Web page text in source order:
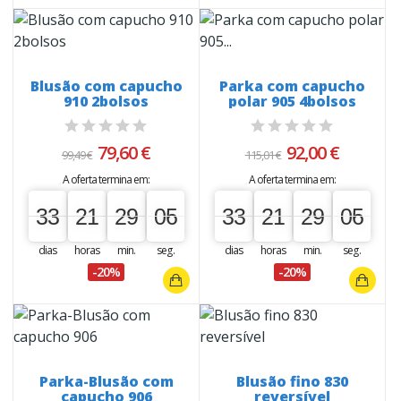
Blusão com capucho
910 2bolsos
99,49 € 79,60 €
A oferta termina em:
33
33
00
dias
21
21
00
horas
29
29
00
min.
05
04
05
seg.
-20%
Parka com capucho
polar 905 4bolsos
115,01 € 92,00 €
A oferta termina em:
33
33
00
dias
21
21
00
horas
29
29
00
min.
05
04
05
seg.
-20%
Parka-Blusão com
capucho 906
Blusão fino 830
reversível